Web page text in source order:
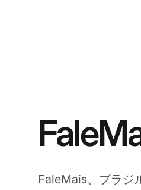
FaleMais、ブラジ